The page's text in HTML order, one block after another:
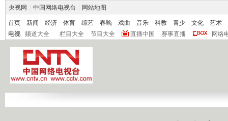
央视网 中国网络电视台 网站地图
首页 新闻 经济 体育 综艺 春晚 戏曲 音乐 科教 青少 文化
艺术
电视
频道大全 栏目大全 节目大全 直播中国 赛事直播 网络